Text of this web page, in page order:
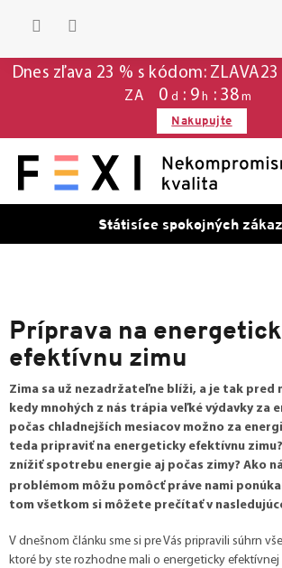
Dnes zľava 23 % s kódom: ZLAVA23
ZA
0 d 9 h 38 m
Nakupujte
Státisíce spokojných
Príprava na
efektívnu zimu
Zima sa už nezadržateľne blíži, a je tak pred
kedy mnohých z nás trápia veľké výdavky za
počas chladnejších mesiacov možno za
teda pripraviť na energeticky efektívnu
znížiť spotrebu energie aj počas zimy? Ako
problémom môžu pomôcť práve nami
tom všetkom si môžete prečítať v
V dnešnom článku sme si pre Vás pripravili súhrn
ktoré by ste rozhodne mali o energeticky